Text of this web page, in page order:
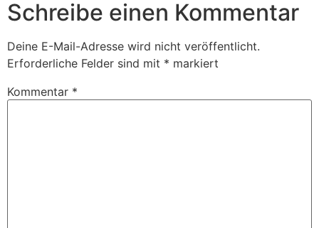
Schreibe einen Kommentar
Deine E-Mail-Adresse wird nicht veröffentlicht.
Erforderliche Felder sind mit * markiert
Kommentar *